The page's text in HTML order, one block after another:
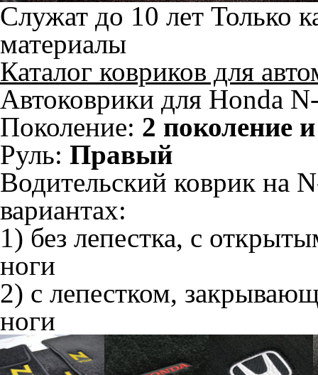
Служат до 10 лет Только
материалы
Каталог ковриков для
Автоковрики для Honda
Поколение: 2 поколение
Руль: Правый
Водительский коврик на
вариантах:
1) без лепестка, с
ноги
2) с лепестком,
ноги